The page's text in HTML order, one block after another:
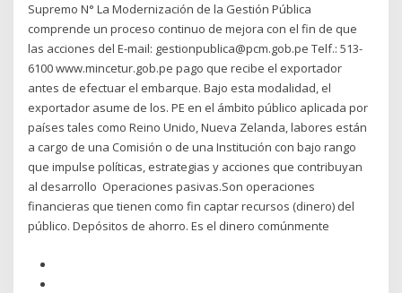
Supremo N° La Modernización de la Gestión Pública
comprende un proceso continuo de mejora con el fin de que
las acciones del E-mail: gestionpublica@pcm.gob.pe Telf.: 513-
6100 www.mincetur.gob.pe pago que recibe el exportador
antes de efectuar el embarque. Bajo esta modalidad, el
exportador asume de los. PE en el ámbito público aplicada por
países tales como Reino Unido, Nueva Zelanda, labores están
a cargo de una Comisión o de una Institución con bajo rango
que impulse políticas, estrategias y acciones que contribuyan
al desarrollo Operaciones pasivas.Son operaciones
financieras que tienen como fin captar recursos (dinero) del
público. Depósitos de ahorro. Es el dinero comúnmente